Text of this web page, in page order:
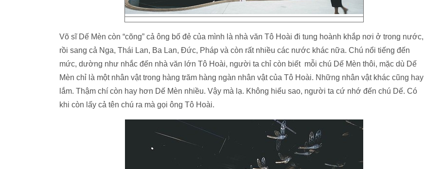
Võ sĩ Dế Mèn còn “cõng” cả ông bố đẻ của mình là nhà văn Tô Hoài đi tung hoành khắp nơi ở trong nước,
rồi sang cả Nga, Thái Lan, Ba Lan, Đức, Pháp và còn rất nhiều các nước khác nữa. Chú nổi tiếng đến
mức, dường như nhắc đến nhà văn lớn Tô Hoài, người ta chỉ còn biết mỗi chú Dế Mèn thôi, mặc dù Dế
Mèn chỉ là một nhân vật trong hàng trăm hàng ngàn nhân vật của Tô Hoài. Những nhân vật khác cũng hay
lắm. Thậm chí còn hay hơn Dế Mèn nhiều. Vậy mà lạ. Không hiểu sao, người ta cứ nhớ đến chú Dế. Có
khi còn lấy cả tên chú ra mà gọi ông Tô Hoài.